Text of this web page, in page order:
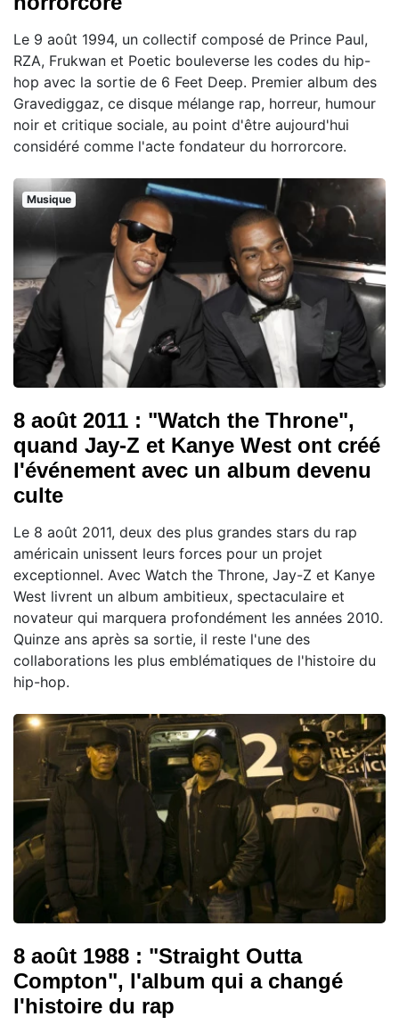
Le 9 août 1994, un collectif composé de Prince Paul,
RZA, Frukwan et Poetic bouleverse les codes du hip-
hop avec la sortie de 6 Feet Deep. Premier album des
Gravediggaz, ce disque mélange rap, horreur, humour
noir et critique sociale, au point d'être aujourd'hui
considéré comme l'acte fondateur du horrorcore.
Musique
8 août 2011 : "Watch the Throne",
quand Jay-Z et Kanye West ont créé
l'événement avec un album devenu
culte
Le 8 août 2011, deux des plus grandes stars du rap
américain unissent leurs forces pour un projet
exceptionnel. Avec Watch the Throne, Jay-Z et Kanye
West livrent un album ambitieux, spectaculaire et
novateur qui marquera profondément les années 2010.
Quinze ans après sa sortie, il reste l'une des
collaborations les plus emblématiques de l'histoire du
hip-hop.
8 août 1988 : "Straight Outta
Compton", l'album qui a changé
l'histoire du rap